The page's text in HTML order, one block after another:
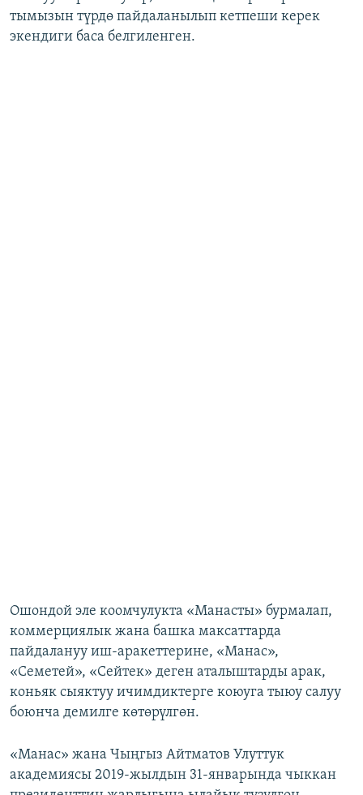
тымызын түрдө пайдаланылып кетпеши керек
экендиги баса белгиленген.
Ошондой эле коомчулукта «Манасты» бурмалап,
коммерциялык жана башка максаттарда
пайдалануу иш-аракеттерине, «Манас»,
«Семетей», «Сейтек» деген аталыштарды арак,
коньяк сыяктуу ичимдиктерге коюуга тыюу салуу
боюнча демилге көтөрүлгөн.
«Манас» жана Чыңгыз Айтматов Улуттук
академиясы 2019-жылдын 31-январында чыккан